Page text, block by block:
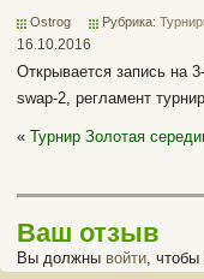
Ostrog Рубрика:
16.10.2016
Открывается запись на
swap-2, регламент
« Турнир Золотая
Ваш отзыв
Вы должны войти, чтобы